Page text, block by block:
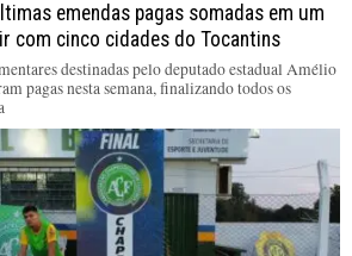
emendas pagas somadas em um
com cinco cidades do Tocantins
destinadas pelo deputado estadual Amélio
pagas nesta semana, finalizando todos os